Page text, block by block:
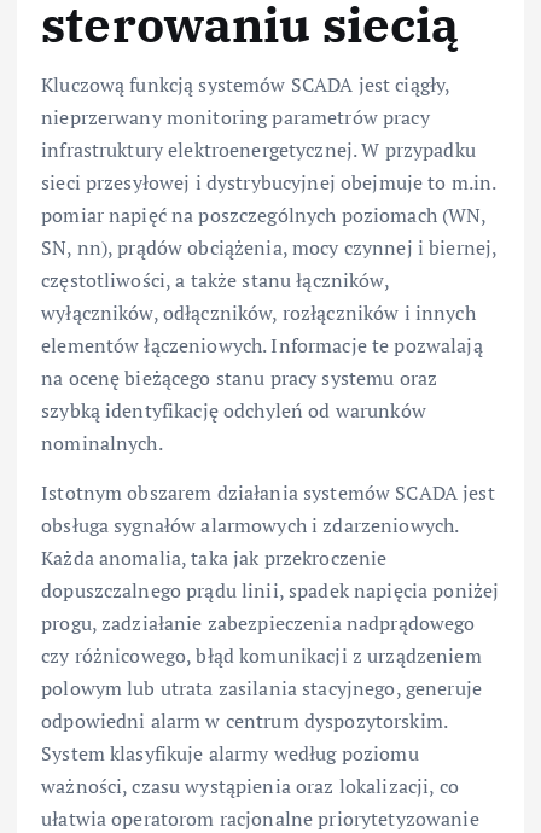
sterowaniu siecią
Kluczową funkcją systemów SCADA jest ciągły,
nieprzerwany monitoring parametrów pracy
infrastruktury elektroenergetycznej. W przypadku
sieci przesyłowej i dystrybucyjnej obejmuje to m.in.
pomiar napięć na poszczególnych poziomach (WN,
SN, nn), prądów obciążenia, mocy czynnej i biernej,
częstotliwości, a także stanu łączników,
wyłączników, odłączników, rozłączników i innych
elementów łączeniowych. Informacje te pozwalają
na ocenę bieżącego stanu pracy systemu oraz
szybką identyfikację odchyleń od warunków
nominalnych.
Istotnym obszarem działania systemów SCADA jest
obsługa sygnałów alarmowych i zdarzeniowych.
Każda anomalia, taka jak przekroczenie
dopuszczalnego prądu linii, spadek napięcia poniżej
progu, zadziałanie zabezpieczenia nadprądowego
czy różnicowego, błąd komunikacji z urządzeniem
polowym lub utrata zasilania stacyjnego, generuje
odpowiedni alarm w centrum dyspozytorskim.
System klasyfikuje alarmy według poziomu
ważności, czasu wystąpienia oraz lokalizacji, co
ułatwia operatorom racjonalne priorytetyzowanie